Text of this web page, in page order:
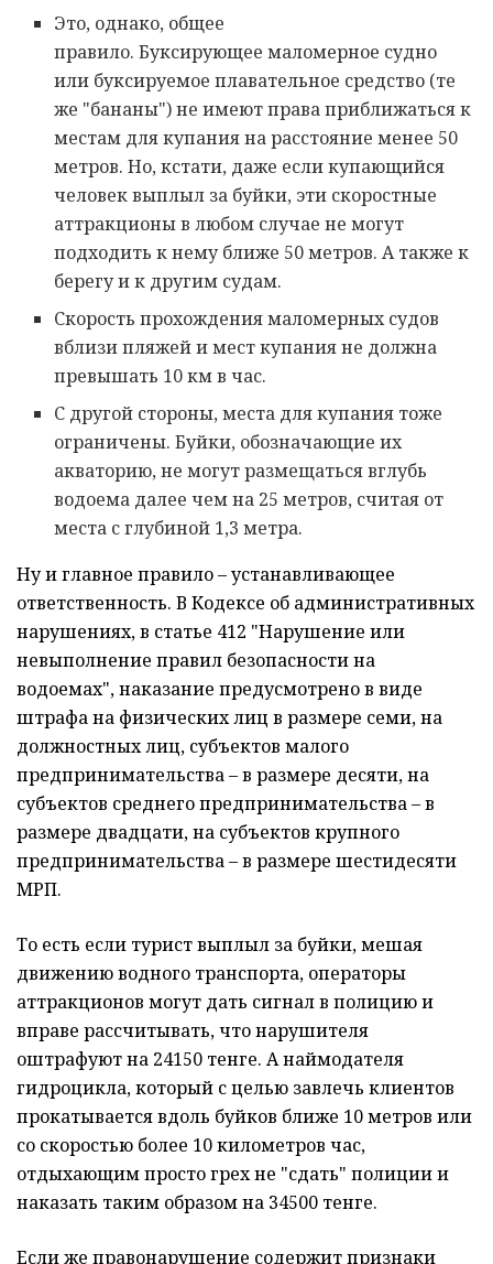
Это, однако, общее
правило. Буксирующее маломерное судно
или буксируемое плавательное средство (те
же "бананы") не имеют права приближаться к
местам для купания на расстояние менее 50
метров. Но, кстати, даже если купающийся
человек выплыл за буйки, эти скоростные
аттракционы в любом случае не могут
подходить к нему ближе 50 метров. А также к
берегу и к другим судам.
Скорость прохождения маломерных судов
вблизи пляжей и мест купания не должна
превышать 10 км в час.
С другой стороны, места для купания тоже
ограничены. Буйки, обозначающие их
акваторию, не могут размещаться вглубь
водоема далее чем на 25 метров, считая от
места с глубиной 1,3 метра.
Ну и главное правило – устанавливающее
ответственность. В Кодексе об административных
нарушениях, в статье 412 "Нарушение или
невыполнение правил безопасности на
водоемах", наказание предусмотрено в виде
штрафа на физических лиц в размере семи, на
должностных лиц, субъектов малого
предпринимательства – в размере десяти, на
субъектов среднего предпринимательства – в
размере двадцати, на субъектов крупного
предпринимательства – в размере шестидесяти
МРП.
То есть если турист выплыл за буйки, мешая
движению водного транспорта, операторы
аттракционов могут дать сигнал в полицию и
вправе рассчитывать, что нарушителя
оштрафуют на 24150 тенге. А наймодателя
гидроцикла, который с целью завлечь клиентов
прокатывается вдоль буйков ближе 10 метров или
со скоростью более 10 километров час,
отдыхающим просто грех не "сдать" полиции и
наказать таким образом на 34500 тенге.
Если же правонарушение содержит признаки